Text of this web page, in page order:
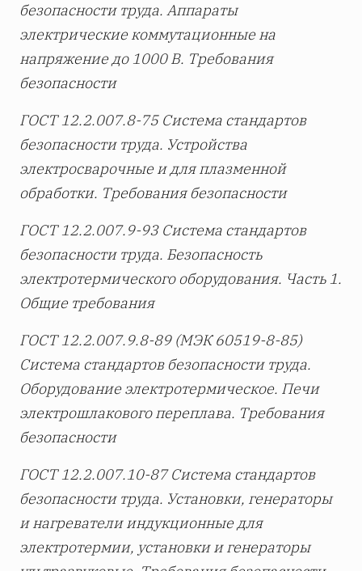
безопасности труда. Аппараты
электрические коммутационные на
напряжение до 1000 В. Требования
безопасности
ГОСТ 12.2.007.8-75 Система стандартов
безопасности труда. Устройства
электросварочные и для плазменной
обработки. Требования безопасности
ГОСТ 12.2.007.9-93 Система стандартов
безопасности труда. Безопасность
электротермического оборудования. Часть 1.
Общие требования
ГОСТ 12.2.007.9.8-89 (МЭК 60519-8-85)
Система стандартов безопасности труда.
Оборудование электротермическое. Печи
электрошлакового переплава. Требования
безопасности
ГОСТ 12.2.007.10-87 Система стандартов
безопасности труда. Установки, генераторы
и нагреватели индукционные для
электротермии, установки и генераторы